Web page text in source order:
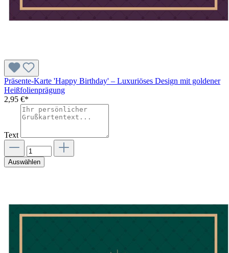
Präsente-Karte 'Happy Birthday' – Luxuriöses Design mit goldener
Heißfolienprägung
2,95 €*
Text
Auswählen